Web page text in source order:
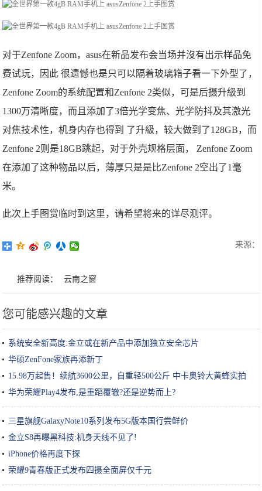
对于Zenfone Zoom，asus在新品发布会当场并沒有出示样品免
费试玩，因此 很遗憾也是只可以隔着玻璃箱子看一下外型了，
Zenfone Zoom的系统配置和Zenfone 2类似，可是后摄升級到
1300万清晰度，而且添加了3倍光学变焦、光学防抖及其激光
对焦技术性，机身内存也得到 了升級，较大做到了128GB，而
Zenfone 2则是18GB跳起，对于外壳规格层面， Zenfone Zoom
在添加了这种物品以后，薄厚只是是比Zenfone 2空出了1毫
米。
此次上手图赏临时到这里，请希望将来的详尽测评。
来源：
推荐阅读： 云南之窗
您可能感兴趣的文章
系统安全新高度:金立或在新产品中添加独立安全芯片
华硕ZenFone家族再添新丁
15.98万起售！续航3600公里，自重轻500公斤 中卡奥铃大黄蜂实拍
华为荣耀Play4发布,是重蹈覆辙?还是逆势而上?
三星旗舰GalaxyNote10系列发布5G版本国行尝鲜价
金立S8再曝黑科技:机身天线不见了!
iPhone价格再度下探
荣耀9青春版正式发布四摄全面屏仅千元